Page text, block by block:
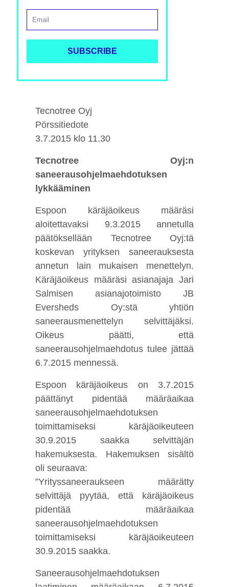
Tecnotree Oyj
Pörssitiedote
3.7.2015 klo 11.30
Tecnotree Oyj:n
saneerausohjelmaehdotuksen
lykkääminen
Espoon käräjäoikeus määräsi
aloitettavaksi 9.3.2015 annetulla
päätöksellään Tecnotree Oyj:tä
koskevan yrityksen saneerauksesta
annetun lain mukaisen menettelyn.
Käräjäoikeus määräsi asianajaja Jari
Salmisen asianajotoimisto JB
Eversheds Oy:stä yhtiön
saneerausmenettelyn selvittäjäksi.
Oikeus päätti, että
saneerausohjelmaehdotus tulee jättää
6.7.2015 mennessä.
Espoon käräjäoikeus on 3.7.2015
päättänyt pidentää määräaikaa
saneerausohjelmaehdotuksen
toimittamiseksi käräjäoikeuteen
30.9.2015 saakka selvittäjän
hakemuksesta. Hakemuksen sisältö
oli seuraava:
”Yrityssaneeraukseen määrätty
selvittäjä pyytää, että käräjäoikeus
pidentää määräaikaa
saneerausohjelmaehdotuksen
toimittamiseksi käräjäoikeuteen
30.9.2015 saakka.
Saneerausohjelmaehdotuksen